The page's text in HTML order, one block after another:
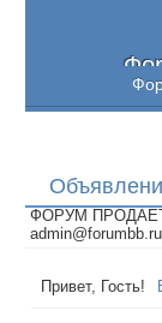
ФОРУМ
Привет, Гость!